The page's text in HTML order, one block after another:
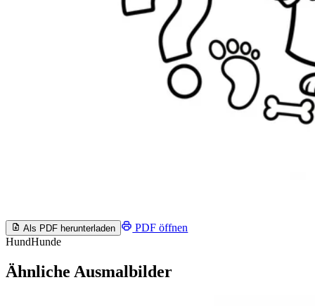
Als PDF herunterladen
PDF öffnen
HundHunde
Ähnliche Ausmalbilder